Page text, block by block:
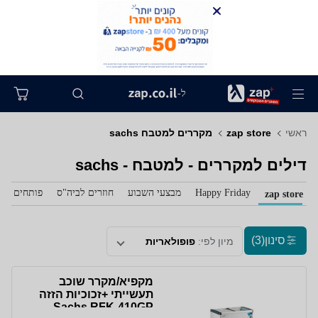
ל-
ראשי zap store מקררים למטבח sachs
דילים למקררים - למטבח - sachs
zap store
Happy Friday מבצעי השבוע חוזרים לביה"ס פותחים
סינון(3) מיון לפי: פופולאריות
מקפיא/מקרר שוכב
תעשייתי +זכוכיות הזזה
Sachs RFK-410GP